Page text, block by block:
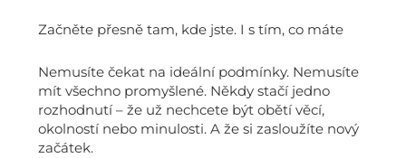
Začněte přesně tam, kde jste. I s tím, co máte
Nemusíte čekat na ideální podmínky. Nemusíte
mít všechno promyšlené. Někdy stačí jedno
rozhodnutí – že už nechcete být obětí věcí,
okolností nebo minulosti. A že si zasloužíte nový
začátek.